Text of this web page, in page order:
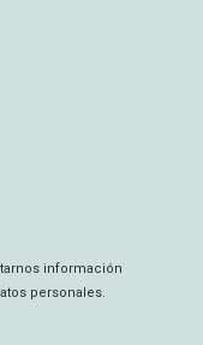
información
personales.